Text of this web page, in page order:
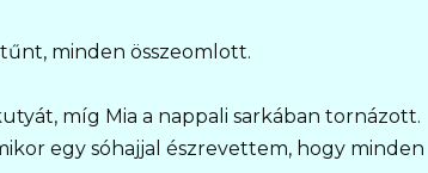
minden összeomlott.
míg Mia a nappali sarkában tornázott.
egy sóhajjal észrevettem, hogy minden